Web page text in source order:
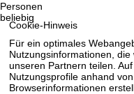
Cookie-Hinweis
Für ein optimales
Nutzungsinformationen,
unseren Partnern teilen.
Nutzungsprofile anhand
Browserinformationen
Personen
beliebig